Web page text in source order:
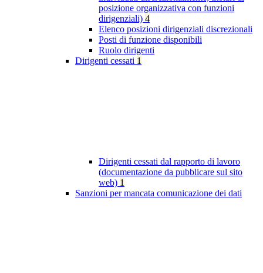
posizione organizzativa con funzioni
dirigenziali) 4
Elenco posizioni dirigenziali discrezionali
Posti di funzione disponibili
Ruolo dirigenti
Dirigenti cessati 1
Dirigenti cessati dal rapporto di lavoro
(documentazione da pubblicare sul sito
web) 1
Sanzioni per mancata comunicazione dei dati